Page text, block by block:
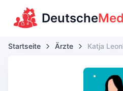
Deutsche
Startseite Ärzte Katja